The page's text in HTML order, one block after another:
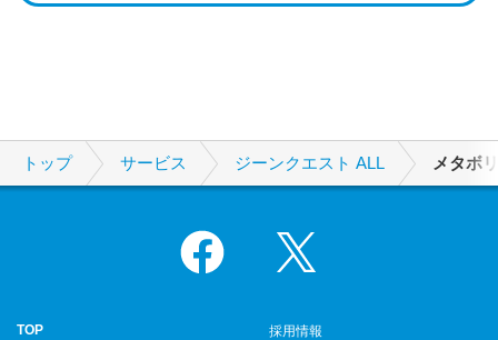
トップ サービス ジーンクエスト ALL メタボ
Facebook
TOP
採用情報